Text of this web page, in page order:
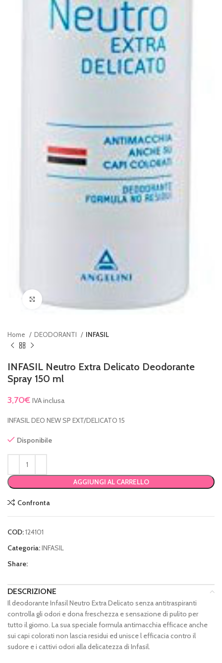
Home DEODORANTI INFASIL
INFASIL Neutro Extra Delicato Deodorante
Spray 150 ml
3,70€ IVA inclusa
INFASIL DEO NEW SP EXT/DELICATO 15
Disponibile
AGGIUNGI AL CARRELLO
Confronta
COD:124101
Categoria:INFASIL
Share:
DESCRIZIONE
Il deodorante Infasil Neutro Extra Delicato senza antitraspiranti
controlla gli odori e dona freschezza e sensazione di pulito per
tutto il giorno. La sua speciale formula antimacchia efficace anche
sui capi colorati non lascia residui ed unisce l efficacia contro il
sudore e i cattivi odori alla delicatezza di Infasil.